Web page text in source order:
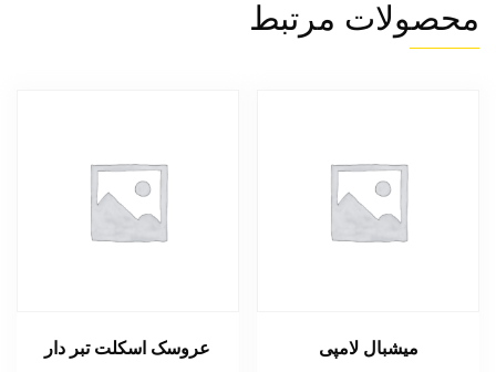
محصولات مرتبط
میشبال لامپی عروسک اسکلت تبر دار